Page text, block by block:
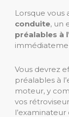
Lorsque vous
conduite, un
préalables à
Vous devrez
préalables à
moteur, y
vos